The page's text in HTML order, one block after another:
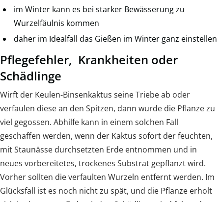
im Winter kann es bei starker Bewässerung zu
Wurzelfäulnis kommen
daher im Idealfall das Gießen im Winter ganz einstellen
Pflegefehler, Krankheiten oder
Schädlinge
Wirft der Keulen-Binsenkaktus seine Triebe ab oder
verfaulen diese an den Spitzen, dann wurde die Pflanze zu
viel gegossen. Abhilfe kann in einem solchen Fall
geschaffen werden, wenn der Kaktus sofort der feuchten,
mit Staunässe durchsetzten Erde entnommen und in
neues vorbereitetes, trockenes Substrat gepflanzt wird.
Vorher sollten die verfaulten Wurzeln entfernt werden. Im
Glücksfall ist es noch nicht zu spät, und die Pflanze erholt